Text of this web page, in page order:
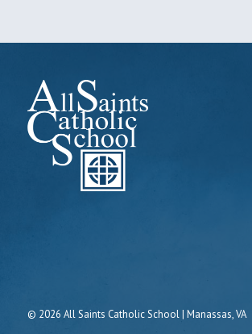
© 2026 All Saints Catholic School | Manassas, VA